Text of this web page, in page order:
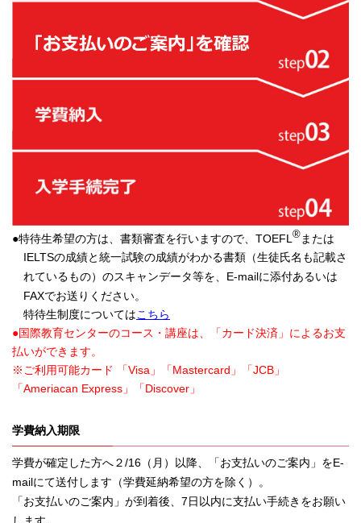
●特待生希望の方は、書類審査を行いますので、TOEFL ® または
IELTSの成績と統一試験の成績がわかる書類（生徒氏名も記載さ
れているもの）のスキャンデータ等を、E-mailに添付あるいは
FAXでお送りください。
特待生制度についてはこちら
●国際教育センターのコース・講座は、「カード決済」によるお支
払いができます。
※ご利用可能カード 「Visa」「Mastercard」「JCB」
「Ameriacan Express」「Discover」
学費納入期限
学費が確定した方へ２/16（月）以降、「お支払いのご案内」をE-
mailにて送付します（学費延納希望の方を除く）。
「お支払いのご案内」が到着後、7日以内に支払い手続きをお願い
します。